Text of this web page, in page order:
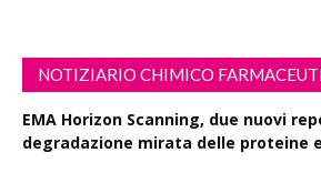
NOTIZIARIO CHIMICO
EMA Horizon Scanning, due nuovi
degradazione mirata delle proteine